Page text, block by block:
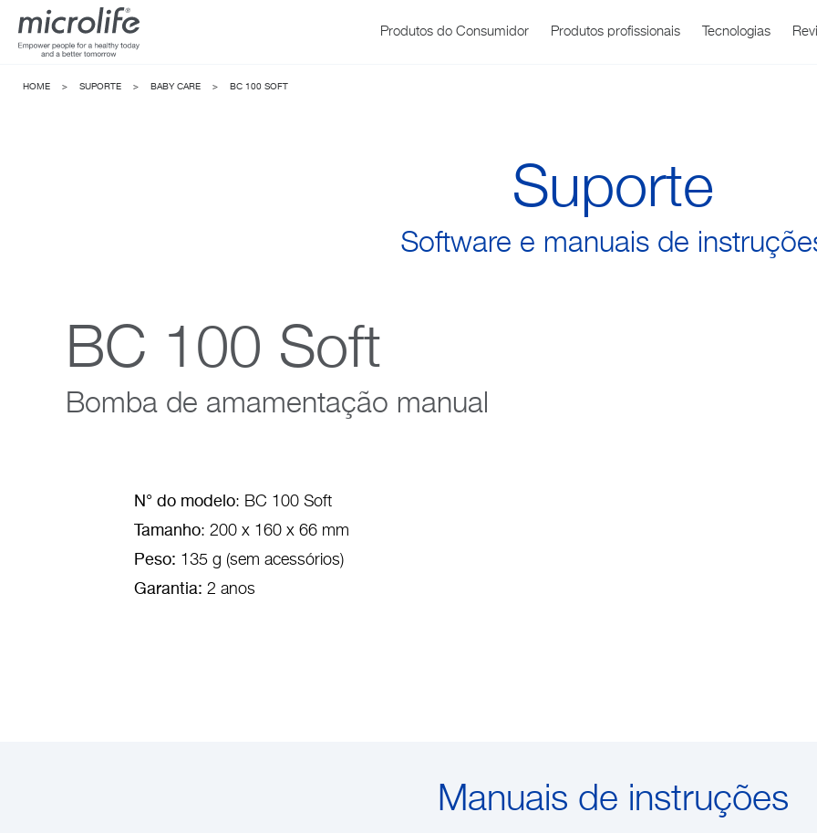
Produtos do Consumidor Produtos profissionais Tecnologias
HOME > SUPORTE > BABY CARE > BC 100 SOFT
Suporte
Software e manuais de
BC 100 Soft
Bomba de amamentação manual
N° do modelo: BC 100 Soft
Tamanho: 200 x 160 x 66 mm
Peso: 135 g (sem acessórios)
Garantia:2 anos
Manuais de instruções